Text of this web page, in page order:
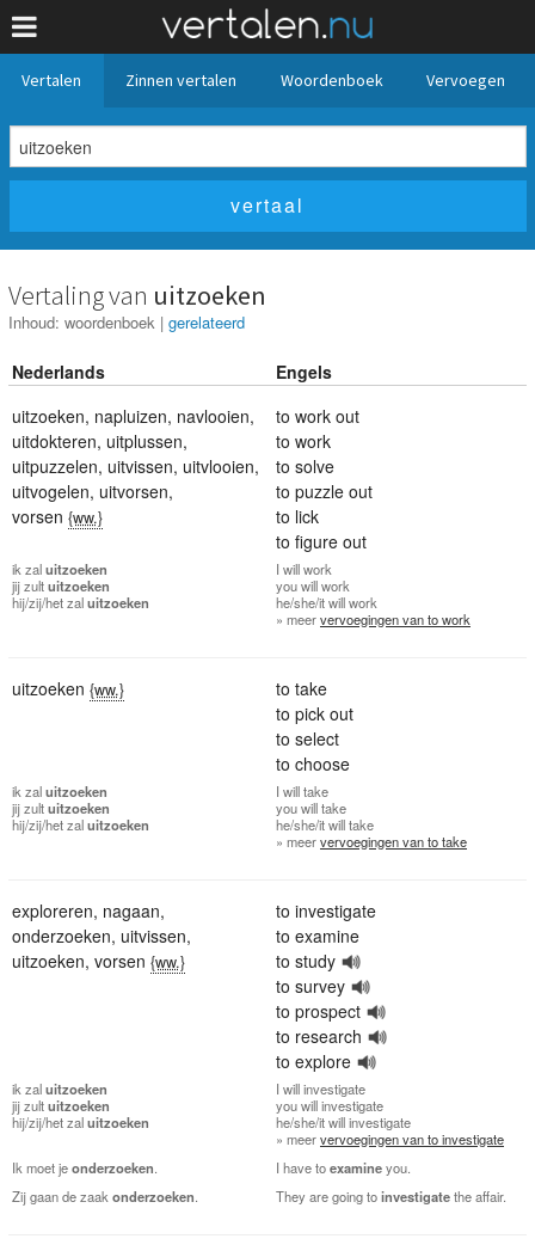
Vertalen Zinnen vertalen Woordenboek Vervoegen
Vertaling van uitzoeken
Inhoud: woordenboek | gerelateerd
Nederlands
Engels
uitzoeken, napluizen, navlooien,
uitdokteren, uitplussen,
uitpuzzelen, uitvissen, uitvlooien,
uitvogelen, uitvorsen,
vorsen {ww.}
to work out
to work
to solve
to puzzle out
to lick
to figure out
ik zaluitzoeken
jijzultuitzoeken
hij/zij/hetzaluitzoeken
I will work
youwill work
he/she/itwill work
» meervervoegingen van to work
uitzoeken {ww.}
to take
to pick out
to select
to choose
ik zaluitzoeken
jijzultuitzoeken
hij/zij/hetzaluitzoeken
I will take
youwill take
he/she/itwill take
» meervervoegingen van to take
exploreren, nagaan,
onderzoeken, uitvissen,
uitzoeken, vorsen {ww.}
to investigate
to examine
to study
to survey
to prospect
to research
to explore
ik zaluitzoeken
jijzultuitzoeken
hij/zij/hetzaluitzoeken
I will investigate
youwill investigate
he/she/itwill investigate
» meervervoegingen van to investigate
Ik moet jeonderzoeken I have toexamineyou.
Zij gaan de zaak onderzoeken They are going toinvestigatethe affair.